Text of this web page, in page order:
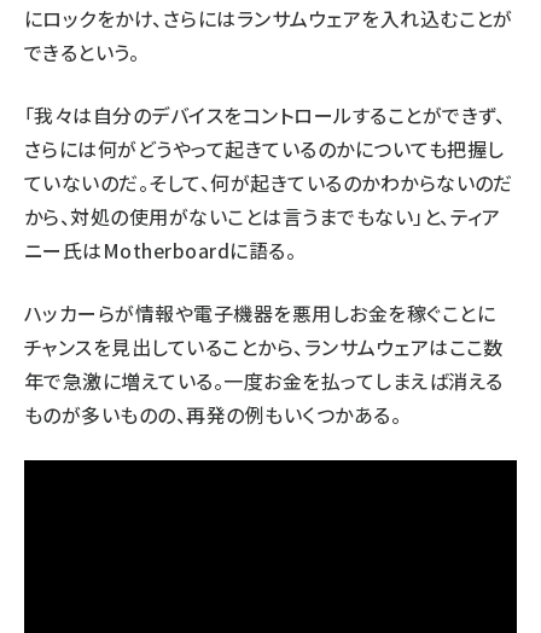
にロックをかけ、さらにはランサムウェアを入れ込むことが
できるという。
「我々は自分のデバイスをコントロールすることができず、
さらには何がどうやって起きているのかについても把握し
ていないのだ。そして、何が起きているのかわからないのだ
から、対処の使用がないことは言うまでもない」と、ティア
ニー氏はMotherboardに語る。
ハッカーらが情報や電子機器を悪用しお金を稼ぐことに
チャンスを見出していることから、ランサムウェアはここ数
年で急激に増えている。一度お金を払ってしまえば消える
ものが多いものの、再発の例もいくつかある。